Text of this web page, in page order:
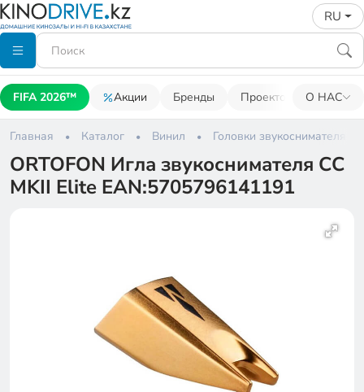
RU
FIFA 2026™ Акции Бренды Проекторы О НАС
Главная Каталог Винил Головки звукоснимателя
ORTOFON Игла звукоснимателя CС
MKII Elite EAN:5705796141191